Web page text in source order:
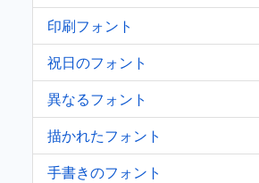
印刷フォント
祝日のフォント
異なるフォント
描かれたフォント
手書きのフォント